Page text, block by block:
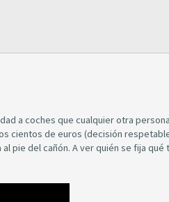
a coches que cualquier otra persona
cientos de euros (decisión
pie del cañón. A ver quién se fija qué